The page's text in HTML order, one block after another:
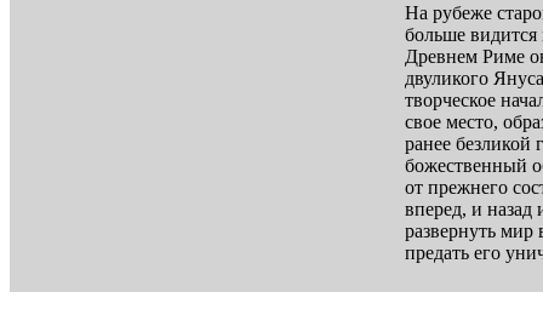
На рубеже
больше
Древнем Риме
двуликого
творческое
свое место,
ранее безликой
божественный
от прежнего
вперед, и назад
развернуть мир
предать его